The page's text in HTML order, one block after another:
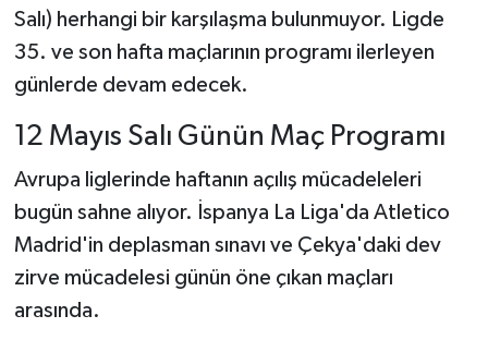
Salı) herhangi bir karşılaşma bulunmuyor. Ligde
35. ve son hafta maçlarının programı ilerleyen
günlerde devam edecek.
12 Mayıs Salı Günün Maç Programı
Avrupa liglerinde haftanın açılış mücadeleleri
bugün sahne alıyor. İspanya La Liga'da Atletico
Madrid'in deplasman sınavı ve Çekya'daki dev
zirve mücadelesi günün öne çıkan maçları
arasında.